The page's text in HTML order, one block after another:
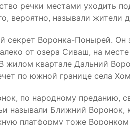
речки местами уходить
вероятно, называли жители
секрет Воронка-Понырей.
от озера Сиваш, на
жилом квартале Дальний
по южной границе села
по народному преданию,
называли Ближний
платформу тоже Воронком